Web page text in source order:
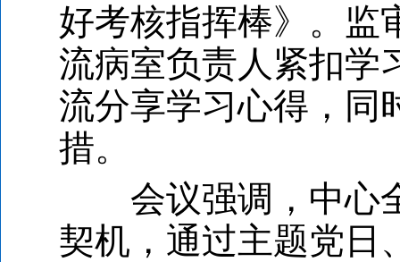
好考核指挥棒》。监
流病室负责人紧扣学
流分享学习心得，同
措。
会议强调，中心全
契机，通过主题党日